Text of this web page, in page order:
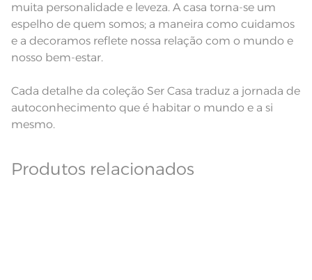
muita personalidade e leveza. A casa torna-se um
espelho de quem somos; a maneira como cuidamos
e a decoramos reflete nossa relação com o mundo e
nosso bem-estar.
Cada detalhe da coleção Ser Casa traduz a jornada de
autoconhecimento que é habitar o mundo e a si
mesmo.
Produtos relacionados